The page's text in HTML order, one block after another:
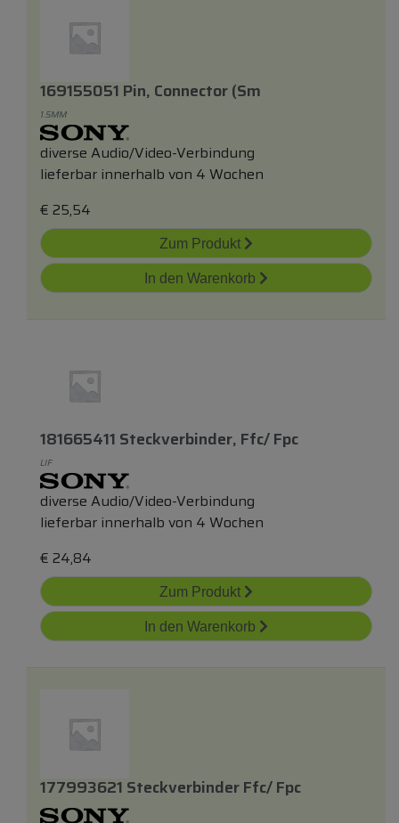
169155051 Pin, Connector (sm
1.5MM
diverse Audio/Video-Verbindung
lieferbar innerhalb von 4 Wochen
€ 25,54
Zum Produkt
In den Warenkorb
181665411 Steckverbinder, Ffc/ Fpc
LIF
diverse Audio/Video-Verbindung
lieferbar innerhalb von 4 Wochen
€ 24,84
Zum Produkt
In den Warenkorb
177993621 Steckverbinder Ffc/ Fpc